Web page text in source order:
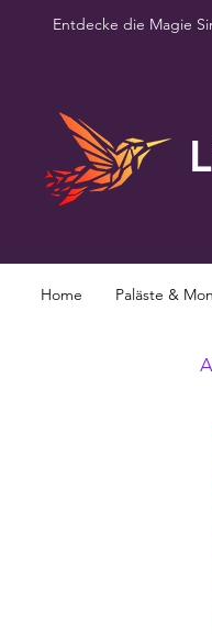
Entdecke die Magie
Home Paläste &